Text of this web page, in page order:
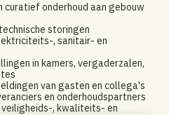
curatief onderhoud aan gebouw
storingen
, sanitair- en
in kamers, vergaderzalen,
van gasten en collega's
en onderhoudspartners
veiligheids-, kwaliteits- en